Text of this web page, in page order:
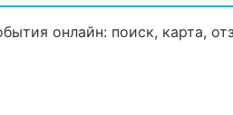
онлайн: поиск, карта,